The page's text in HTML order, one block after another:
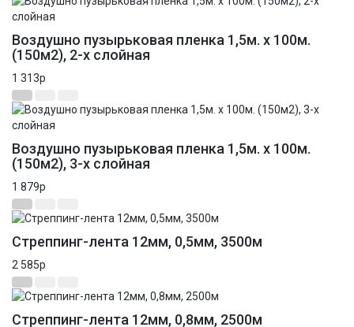
Воздушно пузырьковая пленка 1,5м. х 100м.
(150м2), 2-х слойная
1 313p
Воздушно пузырьковая пленка 1,5м. х 100м.
(150м2), 3-х слойная
1 879p
Стреппинг-лента 12мм, 0,5мм, 3500м
2 585p
Стреппинг-лента 12мм, 0,8мм, 2500м